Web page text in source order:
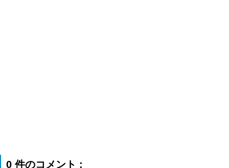
0 件のコメント :